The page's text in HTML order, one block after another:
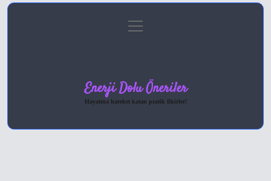
Gizlilik Politikası
menüyü
aç
Enerji Dolu Öneriler
Hayatına hareket katan pratik fikirler!